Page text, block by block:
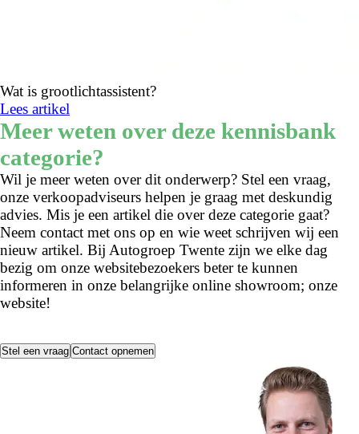
Wat is grootlichtassistent?
Lees artikel
Meer weten over deze kennisbank
categorie?
Wil je meer weten over dit onderwerp? Stel een vraag,
onze verkoopadviseurs helpen je graag met deskundig
advies. Mis je een artikel die over deze categorie gaat?
Neem contact met ons op en wie weet schrijven wij een
nieuw artikel. Bij Autogroep Twente zijn we elke dag
bezig om onze websitebezoekers beter te kunnen
informeren in onze belangrijke online showroom; onze
website!
Stel een vraag Contact opnemen